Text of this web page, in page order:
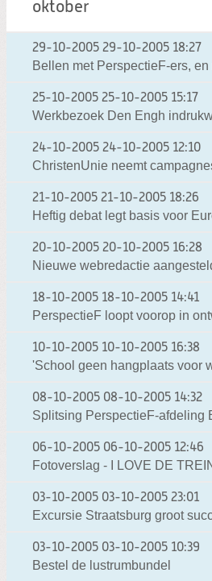
oktober
29-10-2005 29-10-2005 18:27
Bellen met PerspectieF-ers, en
25-10-2005 25-10-2005 15:17
Werkbezoek Den Engh
24-10-2005 24-10-2005 12:10
ChristenUnie neemt
21-10-2005 21-10-2005 18:26
Heftig debat legt basis voor
20-10-2005 20-10-2005 16:28
Nieuwe webredactie
18-10-2005 18-10-2005 14:41
PerspectieF loopt voorop in
10-10-2005 10-10-2005 16:38
'School geen hangplaats voor
08-10-2005 08-10-2005 14:32
Splitsing PerspectieF-afdeling
06-10-2005 06-10-2005 12:46
Fotoverslag - I LOVE DE
03-10-2005 03-10-2005 23:01
Excursie Straatsburg groot
03-10-2005 03-10-2005 10:39
Bestel de lustrumbundel